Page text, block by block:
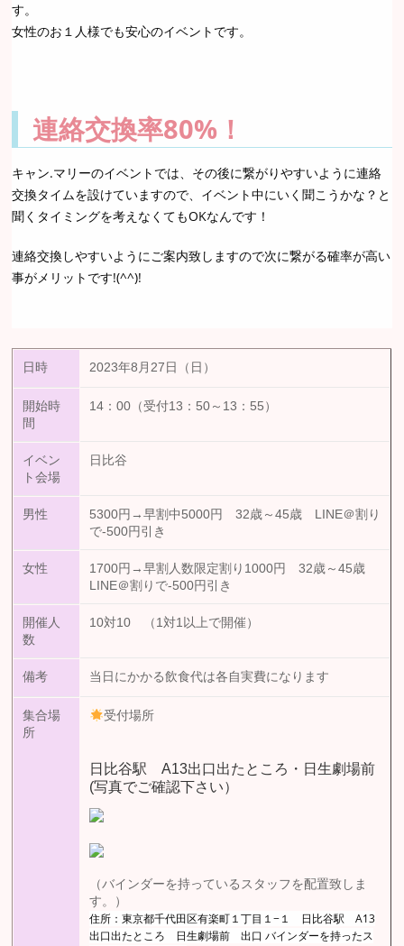
す。
女性のお１人様でも安心のイベントです。
連絡交換率80%！
キャン.マリーのイベントでは、その後に繋がりやすいように連絡
交換タイムを設けていますので、イベント中にいく聞こうかな？と
聞くタイミングを考えなくてもOKなんです！
連絡交換しやすいようにご案内致しますので次に繋がる確率が高い
事がメリットです!(^^)!
日時 2023年8月27日（日）
開始時
間
14：00（受付13：50～13：55）
イベン
ト会場
日比谷
男性
5300円→早割中5000円 32歳～45歳 LINE＠割り
で-500円引き
女性
1700円→早割人数限定割り1000円 32歳～45歳
LINE＠割りで-500円引き
開催人
数
10対10 （1対1以上で開催）
備考 当日にかかる飲食代は各自実費になります
集合場
所
受付場所
日比谷駅 A13出口出たところ・日生劇場前
(写真でご確認下さい）
（バインダーを持っているスタッフを配置致しま
す。）
住所：東京都千代田区有楽町１丁目１−１ 日比谷駅 A13
出口出たところ 日生劇場前 出口 バインダーを持ったス